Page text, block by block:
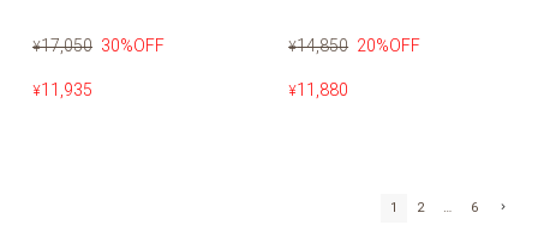
¥17,050 30%OFF
¥11,935
¥14,850 20%OFF
¥11,880
1 2 … 6